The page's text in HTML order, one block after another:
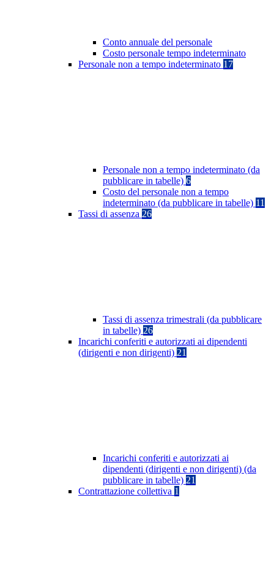
Conto annuale del personale
Costo personale tempo indeterminato
Personale non a tempo indeterminato 17
Personale non a tempo indeterminato (da
pubblicare in tabelle) 6
Costo del personale non a tempo
indeterminato (da pubblicare in tabelle) 11
Tassi di assenza 26
Tassi di assenza trimestrali (da pubblicare
in tabelle) 26
Incarichi conferiti e autorizzati ai dipendenti
(dirigenti e non dirigenti) 21
Incarichi conferiti e autorizzati ai
dipendenti (dirigenti e non dirigenti) (da
pubblicare in tabelle) 21
Contrattazione collettiva 1